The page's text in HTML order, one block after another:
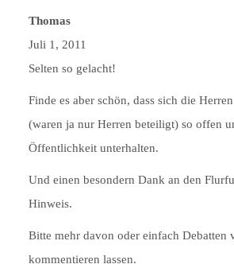
Thomas
Juli 1, 2011
Selten so gelacht!
Finde es aber schön, dass sich die
(waren ja nur Herren beteiligt) so offen
Öffentlichkeit unterhalten.
Und einen besondern Dank an den
Hinweis.
Bitte mehr davon oder einfach Debatten
kommentieren lassen.